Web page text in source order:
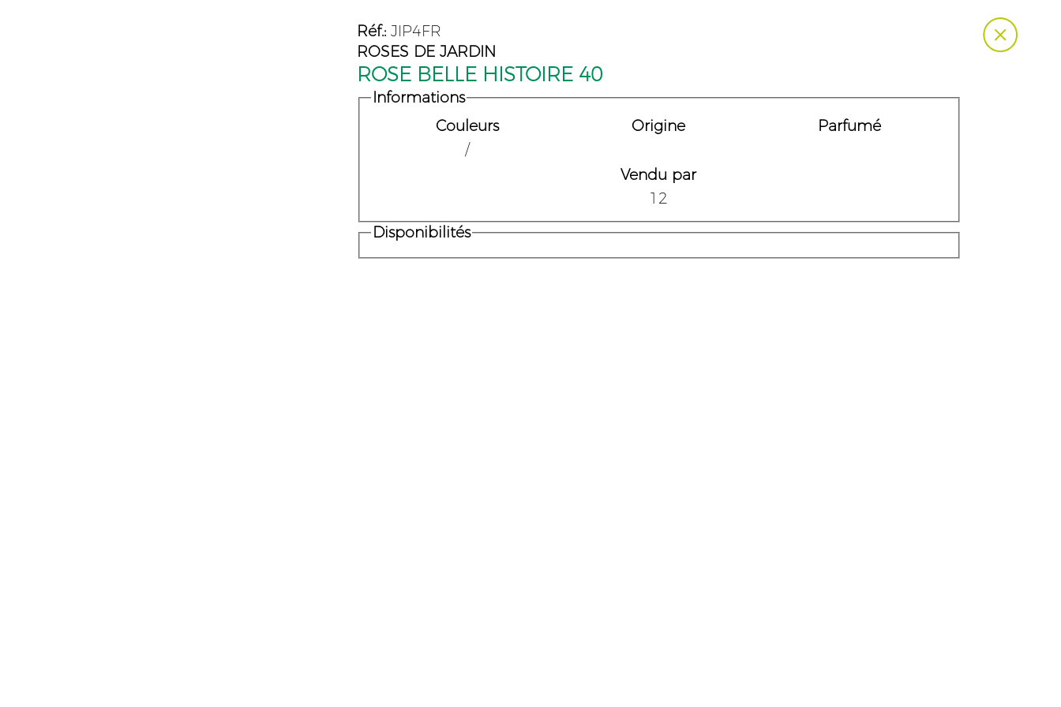
Réf.:JIP4FR
ROSES DE JARDIN
ROSE BELLE HISTOIRE 40
Informations
Couleurs
Origine
Parfumé
/
Vendu par
12
Disponibilités